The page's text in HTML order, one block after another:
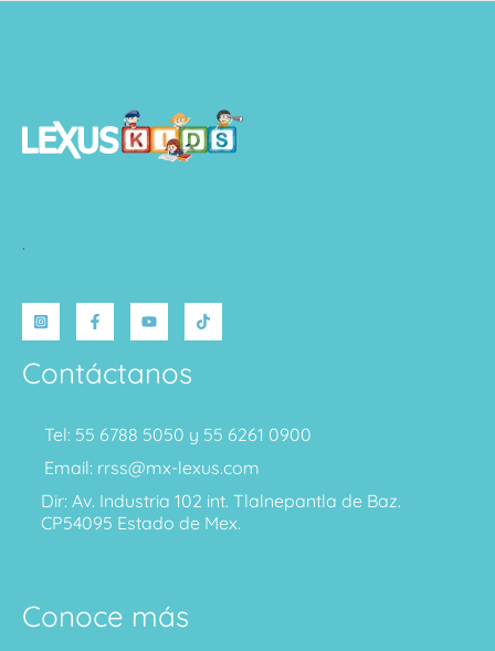
.
Contáctanos
Tel: 55 6788 5050 y 55 6261 0900
Email: rrss@mx-lexus.com
Dir: Av. Industria 102 int. Tlalnepantla de Baz.
CP54095 Estado de Mex.
Conoce más